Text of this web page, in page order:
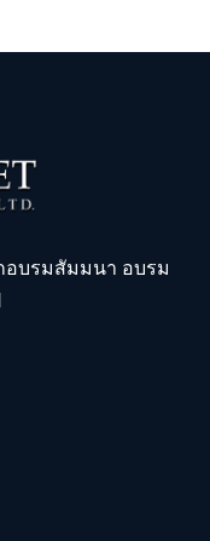
อบรมสัมมนา อบรม